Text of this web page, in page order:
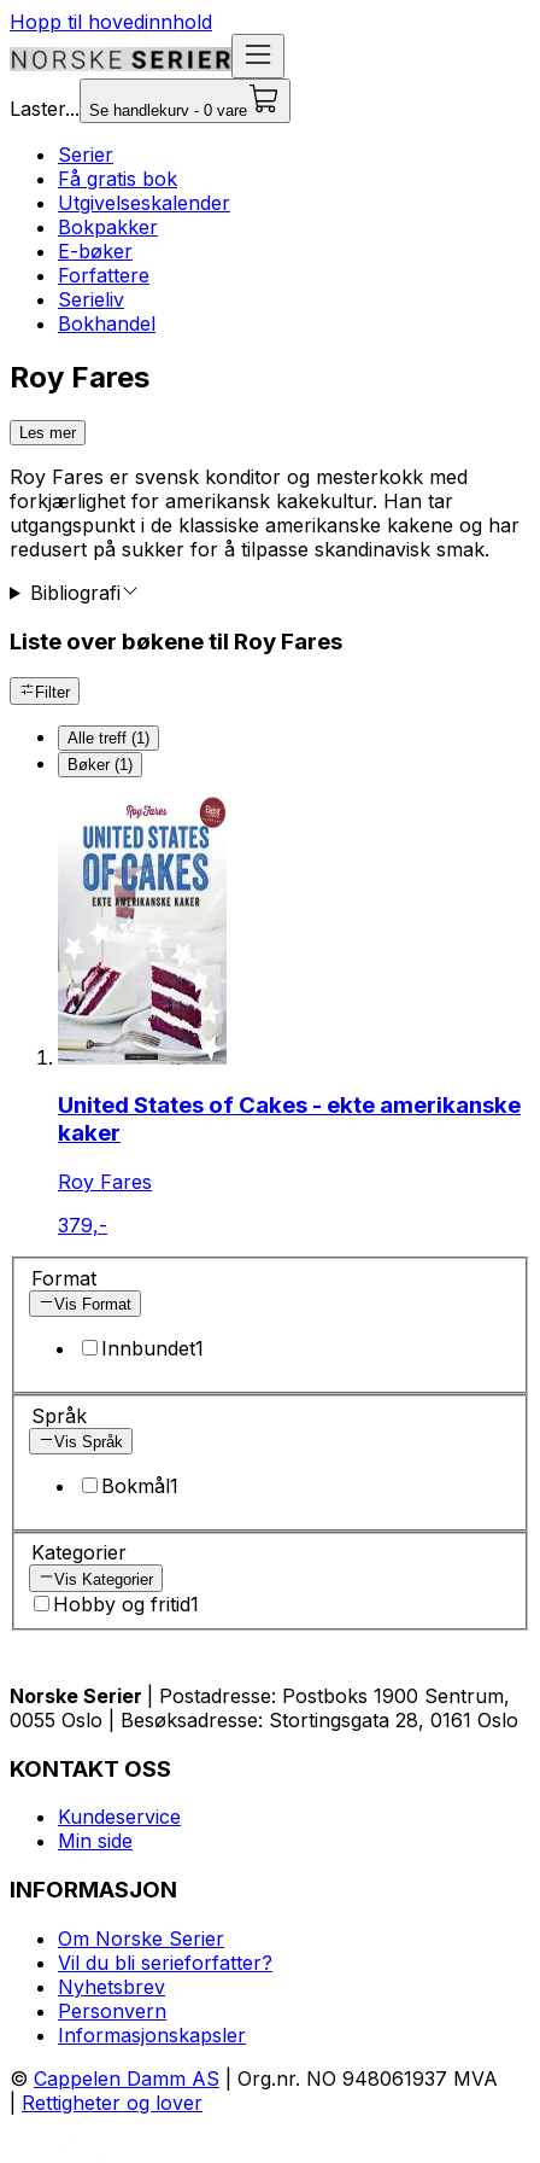
Hopp til hovedinnhold
Laster... Se handlekurv - 0 vare
Serier
Få gratis bok
Utgivelseskalender
Bokpakker
E-bøker
Forfattere
Serieliv
Bokhandel
Roy Fares
Les mer
Roy Fares er svensk konditor og mesterkokk med
forkjærlighet for amerikansk kakekultur. Han tar
utgangspunkt i de klassiske amerikanske kakene og har
redusert på sukker for å tilpasse skandinavisk smak.
Bibliografi
Liste over bøkene til Roy Fares
Filter
Alle treff (1)
Bøker (1)
United States of Cakes - ekte amerikanske
kaker
Roy Fares
379,-
Format
Vis Format
Innbundet1
Språk
Vis Språk
Bokmål1
Kategorier
Vis Kategorier
Hobby og fritid1
Norske Serier
| Postadresse: Postboks 1900 Sentrum,
0055 Oslo | Besøksadresse: Stortingsgata 28, 0161 Oslo
KONTAKT OSS
Kundeservice
Min side
INFORMASJON
Om Norske Serier
Vil du bli serieforfatter?
Nyhetsbrev
Personvern
Informasjonskapsler
© Cappelen Damm AS | Org.nr. NO 948061937 MVA
Rettigheter og lover